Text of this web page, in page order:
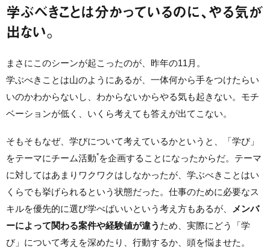
学ぶべきことは分かっているのに、やる気が
出ない。
まさにこのシーンが起こったのが、昨年の11月。
学ぶべきことは山のようにあるが、一体何から手をつけたらい
いのかわからないし、わからないからやる気も起きない。モチ
ベーションが低く、いくら考えても答えが出てこない。
そもそもなぜ、学びについて考えているかというと、「学び」
をテーマにチーム活動*を企画することになったからだ。テーマ
に対してはあまりワクワクはしなかったが、学ぶべきことはい
くらでも挙げられるという状態だった。仕事のために必要なス
キルを優先的に選び学べばいいという考え方もあるが、
メンバ
ーによって関わる案件や経験値が違う ため、実際にどう「学
び」について考えを深めたり、行動するか、頭を悩ませた。